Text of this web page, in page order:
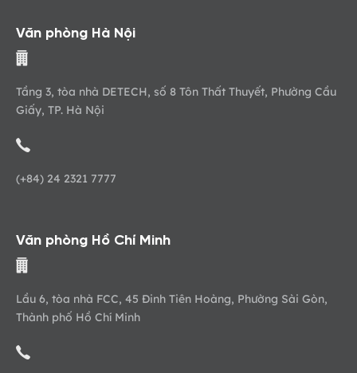
Văn phòng Hà Nội
Tầng 3, tòa nhà DETECH, số 8 Tôn Thất Thuyết, Phường Cầu
Giấy, TP. Hà Nội
(+84) 24 2321 7777
Văn phòng Hồ Chí Minh
Lầu 6, tòa nhà FCC, 45 Đinh Tiên Hoàng, Phường Sài Gòn,
Thành phố Hồ Chí Minh